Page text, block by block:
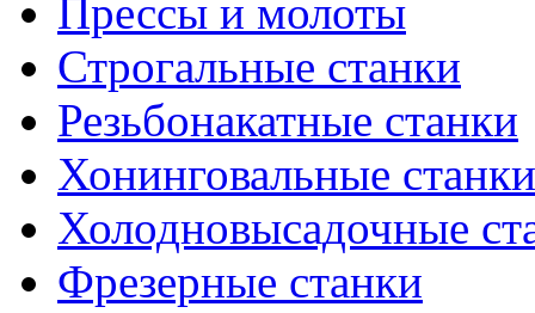
Прессы и молоты
Строгальные станки
Резьбонакатные станки
Хонинговальные станки
Холодновысадочные
Фрезерные станки